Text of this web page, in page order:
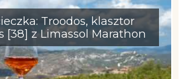
Troodos, klasztor
[38] z Limassol Marathon